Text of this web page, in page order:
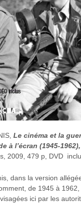
Le cinéma et la
à l’écran (1945-1962),
2009, 479 p, DVD
dans la version
de 1945 à 1962,
ici par les